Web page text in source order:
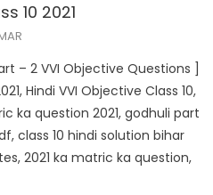
10 2021
– 2 VVI Objective Questions ]
Hindi VVI Objective Class 10,
ka question 2021, godhuli part
class 10 hindi solution bihar
2021 ka matric ka question,